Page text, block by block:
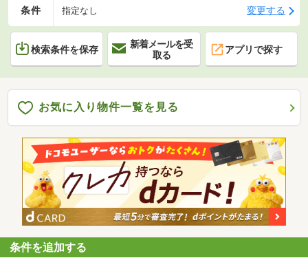
条件 指定なし 変更する
検索条件を保存
新着メールを受
取る
アプリで探す
お気に入り物件一覧を見る
条件を追加する